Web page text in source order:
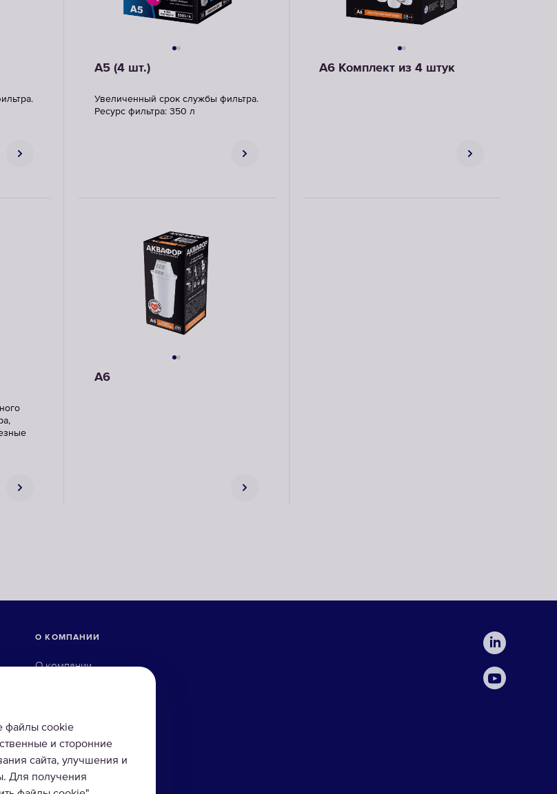
A5 (4 шт.)
Увеличенный срок службы фильтра.
Ресурс фильтра: 350 л
А6 Комплект из 4 штук
A6
файлы cookie
и сторонние
сайта, улучшения и
Для получения
О КОМПАНИИ
О компании